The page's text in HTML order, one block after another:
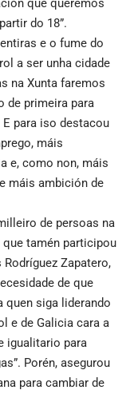
do 18”.
e o fume do
a ser unha cidade
na Xunta faremos
de primeira para
E para iso destacou
máis
e, como non, máis
máis ambición de
de persoas na
tamén participou
Zapatero,
de que
quen siga liderando
e de Galicia cara a
igualitario para
Porén, asegurou
para cambiar de